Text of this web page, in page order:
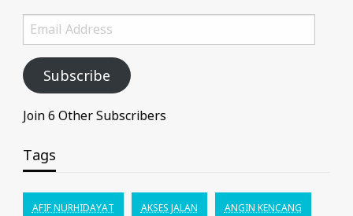
Email
Address
Subscribe
Join 6 Other Subscribers
Tags
AFIF NURHIDAYAT AKSES JALAN ANGIN KENCANG